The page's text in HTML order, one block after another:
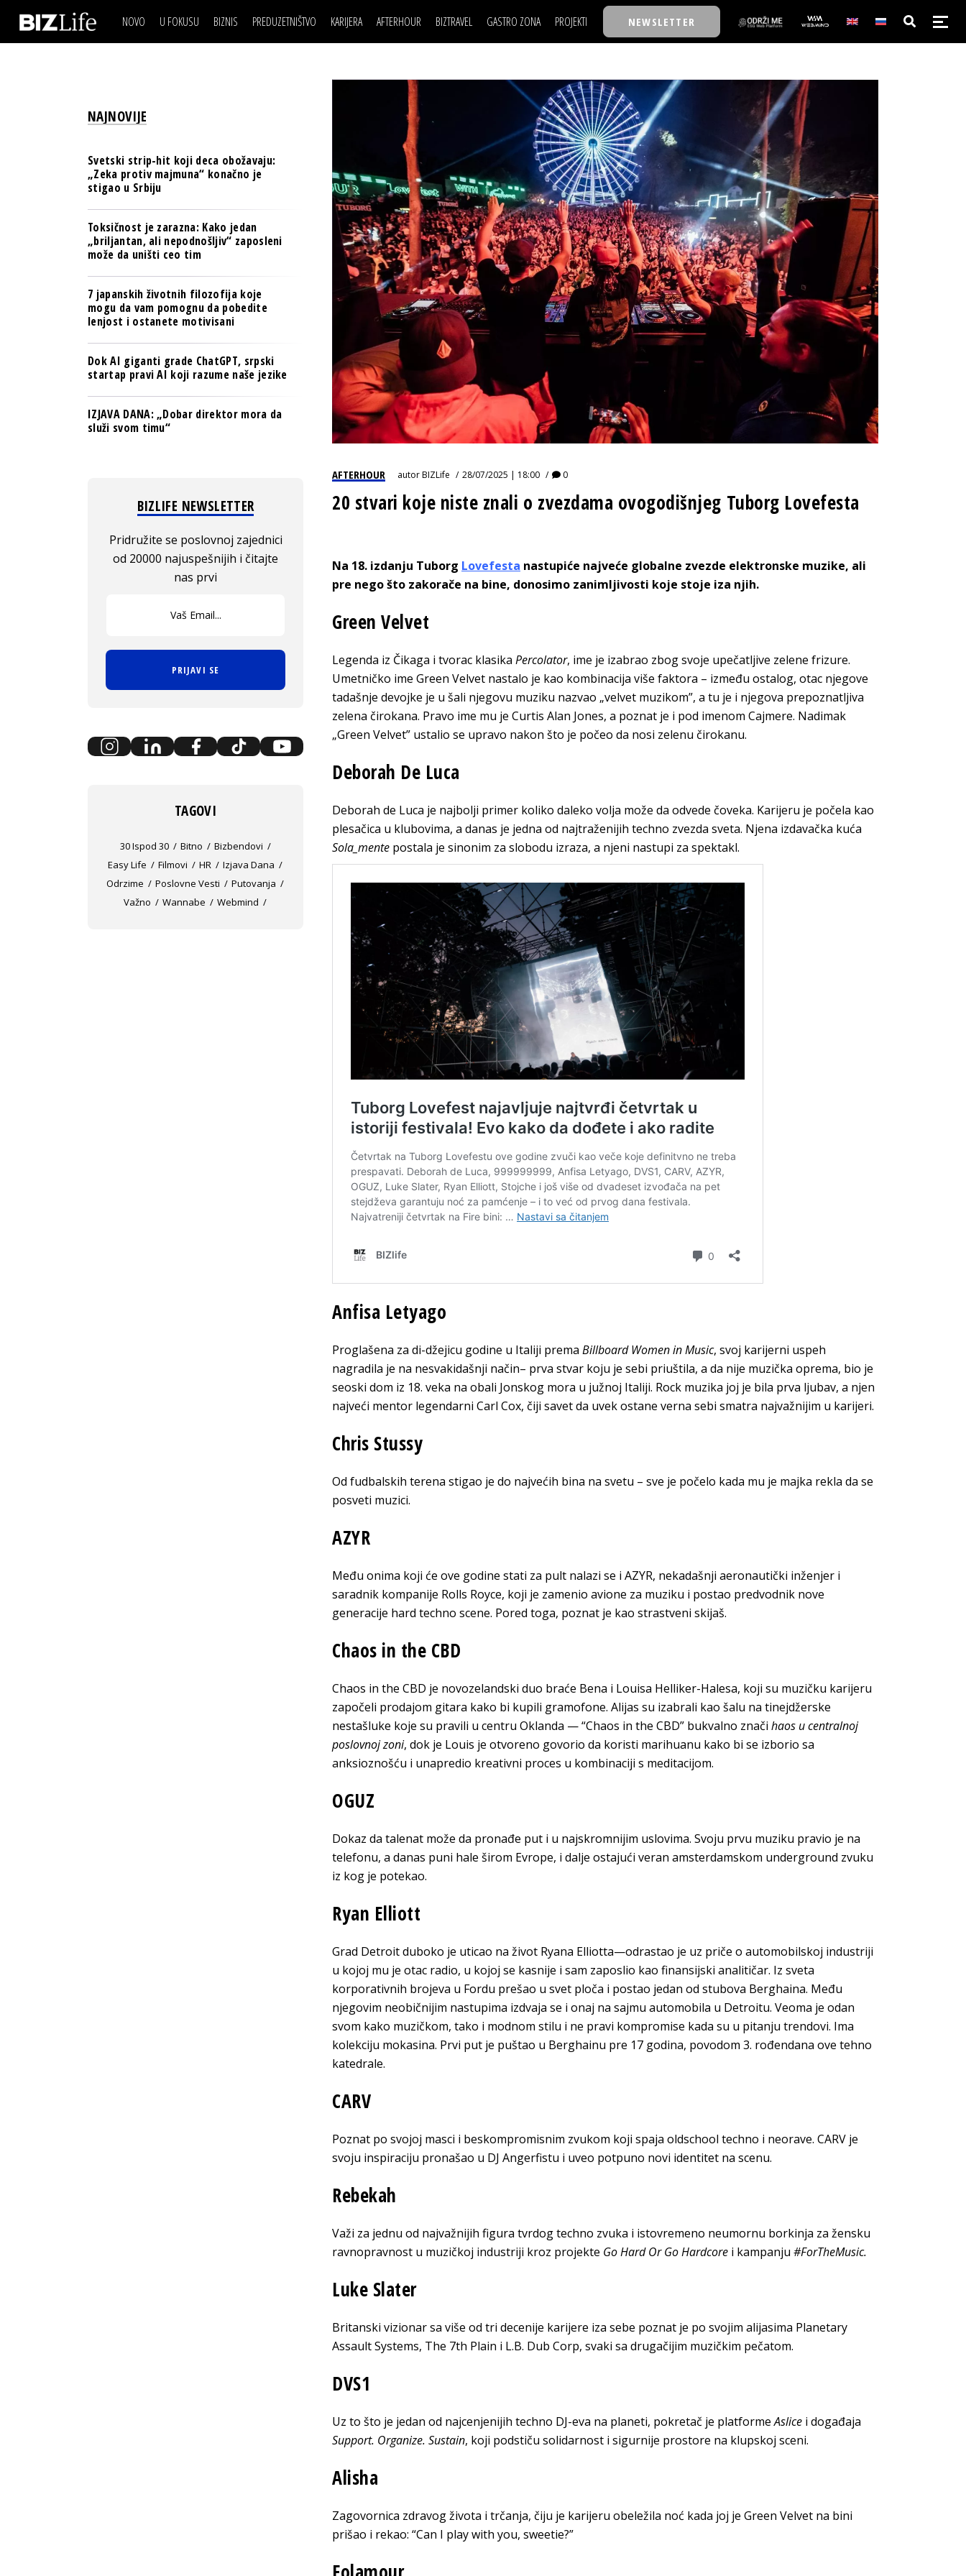
NOVO U FOKUSU BIZNIS
BANKE
TECH I AI
BIZNIS & SPORT
PULS REGIONA
NOVO NA RAFU
PREDUZETNIŠTVO KARIJERA
USAVRŠAVANJE
KNOW-HOW
AFTERHOUR
KNJIGE
AUTO SVET
STIL
WELLBEING
BIZTRAVEL GASTRO ZONA PROJEKTI
TASTY TALKS
30 ISPOD 30
BACK TO OFFICE/SCHOOL
BIZBENDOVI
BIZKOLEGIJUM
BMW BIZNIS LIGA
BIZLIFE WEEK
IZJAVA GODINE
NEWSLETTER
IZJAVA DANABIZNIS SCENA
BREND I KOMUNIKACIJE
OSIGURANJE
TECH I AI
PULS REGIONA
POSAO
MOJ UGAO
USAVRŠAVANJE
FILM I SCENA
AUTO SVET
STIL
WELLBEING
NAJKOLEGA
30 ISPOD 30
BACK TO OFFICE/SCHOOL
BIZBENDOVI
BIZKOLEGIJUM
BMW BIZNIS LIGA
BIZLIFE WEEK
IZJAVA GODINE
AFTERHOUR autorBIZLife 28/07/2025 | 18:00 0
20 stvari koje niste znali o zvezdama ovogodišnjeg Tuborg Lovefesta
Na 18. izdanju Tuborg Lovefesta nastupiće najveće globalne zvezde elektronske muzike, ali
pre nego što zakorače na bine, donosimo zanimljivosti koje stoje iza njih.
Green Velvet
Legenda iz Čikaga i tvorac klasika Percolator, ime je izabrao zbog svoje upečatljive zelene frizure.
Umetničko ime Green Velvet nastalo je kao kombinacija više faktora – između ostalog, otac njegove
tadašnje devojke je u šali njegovu muziku nazvao „velvet muzikom”, a tu je i njegova prepoznatljiva
zelena čirokana. Pravo ime mu je Curtis Alan Jones, a poznat je i pod imenom Cajmere. Nadimak
„Green Velvet” ustalio se upravo nakon što je počeo da nosi zelenu čirokanu.
Deborah De Luca
Deborah de Luca je najbolji primer koliko daleko volja može da odvede čoveka. Karijeru je počela kao
plesačica u klubovima, a danas je jedna od najtraženijih techno zvezda sveta. Njena izdavačka kuća
Sola_mente postala je sinonim za slobodu izraza, a njeni nastupi za spektakl.
Anfisa Letyago
Proglašena za di-džejicu godine u Italiji prema Billboard Women in Music, svoj karijerni uspeh
nagradila je na nesvakidašnji način– prva stvar koju je sebi priuštila, a da nije muzička oprema, bio je
seoski dom iz 18. veka na obali Jonskog mora u južnoj Italiji. Rock muzika joj je bila prva ljubav, a njen
najveći mentor legendarni Carl Cox, čiji savet da uvek ostane verna sebi smatra najvažnijim u karijeri.
Chris Stussy
Od fudbalskih terena stigao je do najvećih bina na svetu – sve je počelo kada mu je majka rekla da se
posveti muzici.
AZYR
Među onima koji će ove godine stati za pult nalazi se i AZYR, nekadašnji aeronautički inženjer i
saradnik kompanije Rolls Royce, koji je zamenio avione za muziku i postao predvodnik nove
generacije hard techno scene. Pored toga, poznat je kao strastveni skijaš.
Chaos in the CBD
Chaos in the CBD je novozelandski duo braće Bena i Louisa Helliker-Halesa, koji su muzičku karijeru
započeli prodajom gitara kako bi kupili gramofone. Alijas su izabrali kao šalu na tinejdžerske
nestašluke koje su pravili u centru Oklanda — “Chaos in the CBD” bukvalno znači haos u centralnoj
poslovnoj zoni, dok je Louis je otvoreno govorio da koristi marihuanu kako bi se izborio sa
anksioznošću i unapredio kreativni proces u kombinaciji s meditacijom.
OGUZ
Dokaz da talenat može da pronađe put i u najskromnijim uslovima. Svoju prvu muziku pravio je na
telefonu, a danas puni hale širom Evrope, i dalje ostajući veran amsterdamskom underground zvuku
iz kog je potekao.
Ryan Elliott
Grad Detroit duboko je uticao na život Ryana Elliotta—odrastao je uz priče o automobilskoj industriji
u kojoj mu je otac radio, u kojoj se kasnije i sam zaposlio kao finansijski analitičar. Iz sveta
korporativnih brojeva u Fordu prešao u svet ploča i postao jedan od stubova Berghaina. Među
njegovim neobičnijim nastupima izdvaja se i onaj na sajmu automobila u Detroitu. Veoma je odan
svom kako muzičkom, tako i modnom stilu i ne pravi kompromise kada su u pitanju trendovi. Ima
kolekciju mokasina. Prvi put je puštao u Berghainu pre 17 godina, povodom 3. rođendana ove tehno
katedrale.
CARV
Poznat po svojoj masci i beskompromisnim zvukom koji spaja oldschool techno i neorave. CARV je
svoju inspiraciju pronašao u DJ Angerfistu i uveo potpuno novi identitet na scenu.
Rebekah
Važi za jednu od najvažnijih figura tvrdog techno zvuka i istovremeno neumornu borkinja za žensku
ravnopravnost u muzičkoj industriji kroz projekte Go Hard Or Go Hardcore i kampanju #ForTheMusic.
Luke Slater
Britanski vizionar sa više od tri decenije karijere iza sebe poznat je po svojim alijasima Planetary
Assault Systems, The 7th Plain i L.B. Dub Corp, svaki sa drugačijim muzičkim pečatom.
DVS1
Uz to što je jedan od najcenjenijih techno DJ-eva na planeti, pokretač je platformeAslice i događaja
Support. Organize. Sustain, koji podstiču solidarnost i sigurnije prostore na klupskoj sceni.
Alisha
Zagovornica zdravog života i trčanja, čiju je karijeru obeležila noć kada joj je Green Velvet na bini
prišao i rekao: “Can I play with you, sweetie?”
NAJNOVIJE
Svetski strip-hit koji deca obožavaju:
„Zeka protiv majmuna“ konačno je
stigao u Srbiju
Toksičnost je zarazna: Kako jedan
„briljantan, ali nepodnošljiv“ zaposleni
može da uništi ceo tim
7 japanskih životnih filozofija koje
mogu da vam pomognu da pobedite
lenjost i ostanete motivisani
Dok AI giganti grade ChatGPT, srpski
startap pravi AI koji razume naše jezike
IZJAVA DANA: „Dobar direktor mora da
služi svom timu“
BIZLIFE NEWSLETTER
Pridružite se poslovnoj zajednici
od 20000 najuspešnijih i čitajte
nas prvi
PRIJAVI SE
TAGOVI
30 Ispod 30 Bitno
Bizbendovi
Easy Life
Filmovi HR
Izjava Dana
Odrzime
Poslovne Vesti
Putovanja
Važno
Wannabe Webmind